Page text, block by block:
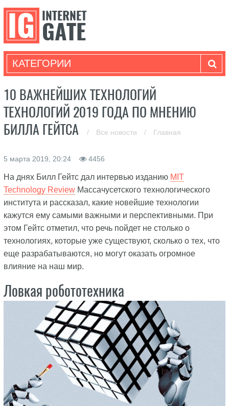
КАТЕГОРИИ
10 ВАЖНЕЙШИХ ТЕХНОЛОГИЙ
ТЕХНОЛОГИЙ 2019 ГОДА ПО МНЕНИЮ
БИЛЛА ГЕЙТСА
/ Все новости / Главная
5 марта 2019, 20:24 4456
На днях Билл Гейтс дал интервью изданию MIT
Technology ReviewМассачусетского технологического
института и рассказал, какие новейшие технологии
кажутся ему самыми важными и перспективными. При
этом Гейтс отметил, что речь пойдет не столько о
технологиях, которые уже существуют, сколько о тех, что
еще разрабатываются, но могут оказать огромное
влияние на наш мир.
Ловкая робототехника